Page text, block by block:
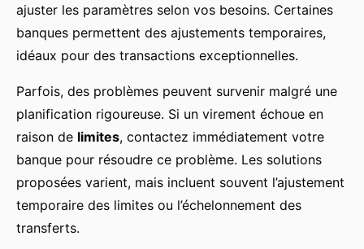
ajuster les paramètres selon vos besoins. Certaines
banques permettent des ajustements temporaires,
idéaux pour des transactions exceptionnelles.
Parfois, des problèmes peuvent survenir malgré une
planification rigoureuse. Si un virement échoue en
raison de limites, contactez immédiatement votre
banque pour résoudre ce problème. Les solutions
proposées varient, mais incluent souvent l’ajustement
temporaire des limites ou l’échelonnement des
transferts.